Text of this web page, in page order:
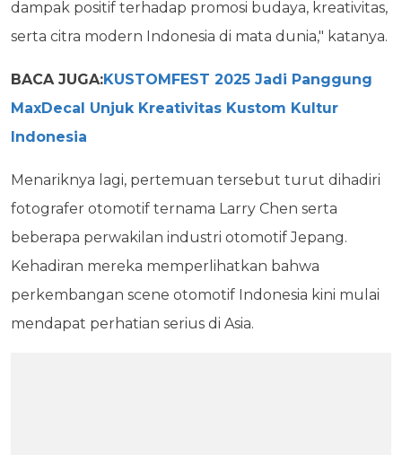
dampak positif terhadap promosi budaya, kreativitas,
serta citra modern Indonesia di mata dunia," katanya.
BACA JUGA:KUSTOMFEST 2025 Jadi Panggung
MaxDecal Unjuk Kreativitas Kustom Kultur
Indonesia
Menariknya lagi, pertemuan tersebut turut dihadiri
fotografer otomotif ternama Larry Chen serta
beberapa perwakilan industri otomotif Jepang.
Kehadiran mereka memperlihatkan bahwa
perkembangan scene otomotif Indonesia kini mulai
mendapat perhatian serius di Asia.